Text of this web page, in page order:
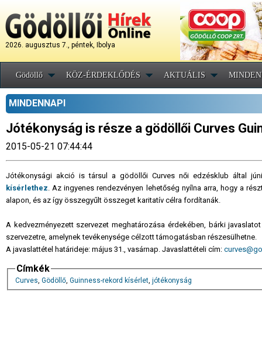
2026. augusztus 7., péntek, Ibolya
Gödöllő KÖZ-ÉRDEKLŐDÉS AKTUÁLIS
MINDENNAPI
Jótékonyság is része a gödöllői Curves
2015-05-21 07:44:44
Jótékonysági akció is társul a gödöllői Curves női edzésklub által
kísérlethez. Az ingyenes rendezvényen lehetőség nyílna arra, hogy a
alapon, és az így összegyűlt összeget karitatív célra fordítanák.
A kedvezményezett szervezet meghatározása érdekében, bárki
szervezetre, amelynek tevékenysége célzott támogatásban részesülhetne.
A javaslattétel határideje: május 31., vasárnap. Javaslattételi cím:
Címkék
Curves, Gödöllő, Guinness-rekord kísérlet, jótékonyság